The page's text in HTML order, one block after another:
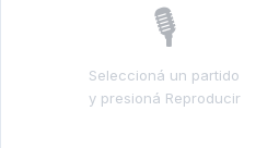
🎙️
Seleccioná un partido
y presioná Reproducir